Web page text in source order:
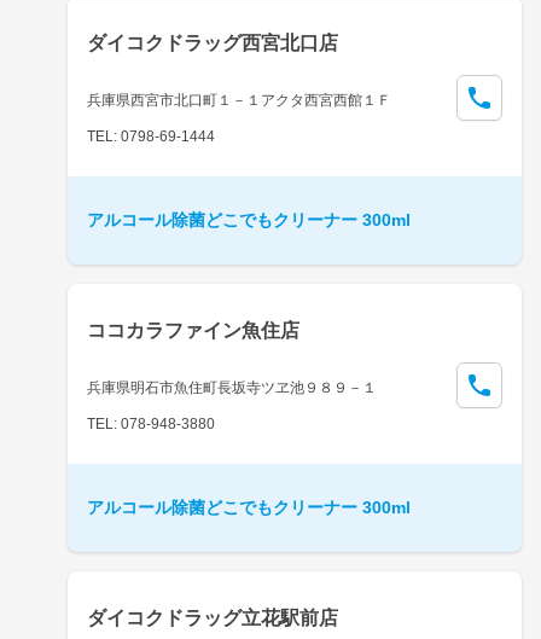
ダイコクドラッグ西宮北口店
兵庫県西宮市北口町１－１アクタ西宮西館１Ｆ
TEL: 0798-69-1444
アルコール除菌どこでもクリーナー 300ml
ココカラファイン魚住店
兵庫県明石市魚住町長坂寺ツヱ池９８９－１
TEL: 078-948-3880
アルコール除菌どこでもクリーナー 300ml
ダイコクドラッグ立花駅前店